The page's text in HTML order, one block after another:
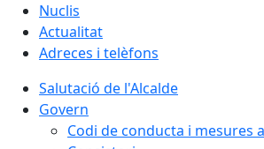
Nuclis
Actualitat
Adreces i telèfons
Salutació de l'Alcalde
Govern
Codi de conducta i mesures